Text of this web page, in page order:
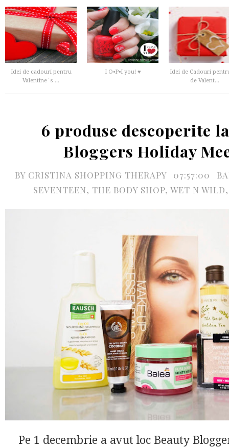
Idei de cadouri pentru
Valentine`s ...
I O•P•I you! ♥
Idei de Cadouri
de Valent...
6 produse descoperite
Bloggers Holiday
BY CRISTINA SHOPPING THERAPY 07:57:00
SEVENTEEN, THE BODY SHOP, WET N WILD
Pe 1 decembrie a avut loc Beauty